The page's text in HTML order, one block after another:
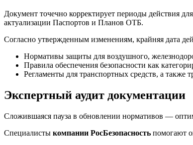
Документ точечно корректирует периоды действия
актуализации Паспортов и Планов ОТБ.
Согласно утвержденным изменениям, крайняя дата
Нормативы защиты для воздушного,
Правила обеспечения безопасности как
Регламенты для транспортных средств, а также
Экспертный аудит документации
Сложившаяся пауза в обновлении нормативов —
Специалисты компании РосБезопасность помогают